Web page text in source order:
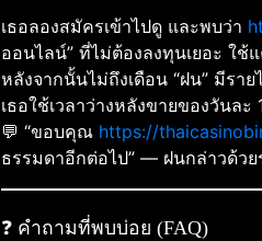
เธอลองสมัครเข้าไปดู และพบว่า
ออนไลน์” ที่ไม่ต้องลงทุนเยอะ ใช้
หลังจากนั้นไม่ถึงเดือน “ฝน” มีรา
เธอใช้เวลาว่างหลังขายของวันละ
💬 “ขอบคุณ https://
ธรรมดาอีกต่อไป” — ฝนกล่าวด้วย
❓ คำถามที่พบบ่อย (FAQ)